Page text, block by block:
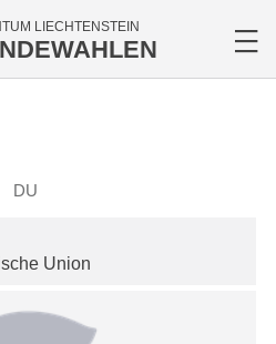
LIECHTENSTEIN
DU
Union